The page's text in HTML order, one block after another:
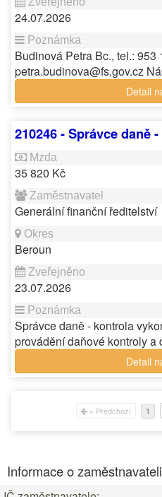
24.07.2026
Budinová Petra Bc., tel.: 953
petra.budinova@fs.gov.cz
Detail
210246 - Správce daně
35 820 Kč
Generální finanční ředitelství
Beroun
23.07.2026
Správce daně - kontrola
provádění daňové kontroly
Detail
« Předchozí 1
Informace o